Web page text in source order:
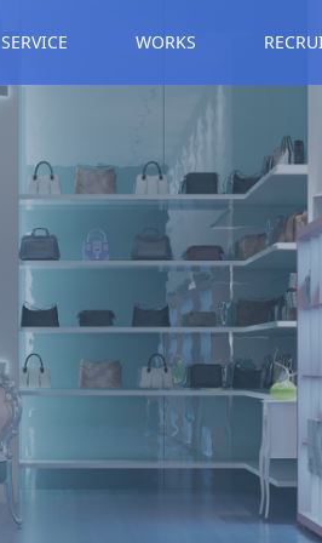
SERVICE WORKS